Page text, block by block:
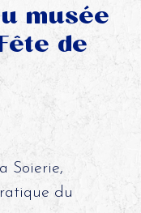
musée
de
Soierie,
du